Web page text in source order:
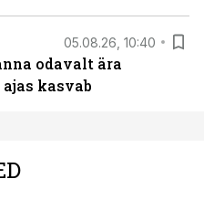
05.08.26, 10:40
odavalt ära
kasvab